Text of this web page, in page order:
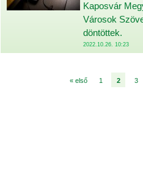
Kaposvár
Városok
döntöttek.
2022.10.26. 10:23
« első 1 2 3